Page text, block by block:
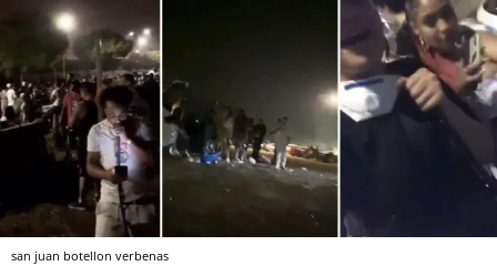
san juan botellon verbenas